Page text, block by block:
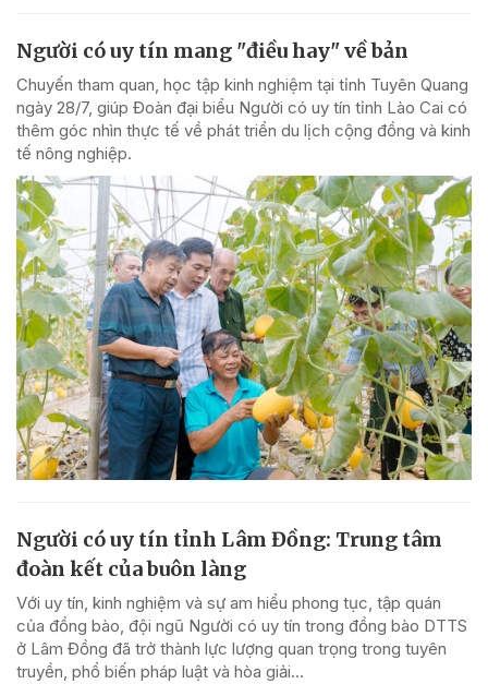
Người có uy tín mang "điều hay" về bản
Chuyến tham quan, học tập kinh nghiệm tại tỉnh Tuyên Quang
ngày 28/7, giúp Đoàn đại biểu Người có uy tín tỉnh Lào Cai có
thêm góc nhìn thực tế về phát triển du lịch cộng đồng và kinh
tế nông nghiệp.
Người có uy tín tỉnh Lâm Đồng: Trung tâm
đoàn kết của buôn làng
Với uy tín, kinh nghiệm và sự am hiểu phong tục, tập quán
của đồng bào, đội ngũ Người có uy tín trong đồng bào DTTS
ở Lâm Đồng đã trở thành lực lượng quan trọng trong tuyên
truyền, phổ biến pháp luật và hòa giải...